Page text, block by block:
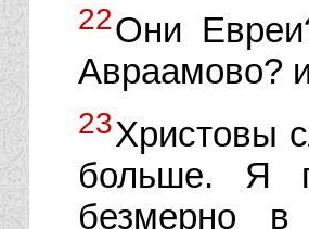
22Они
Авраамово?
23Христовы
больше. Я
безмерно